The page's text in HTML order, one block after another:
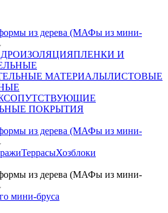
из дерева (МАФы из мини-
ПЛЕНКИ И
МАТЕРИАЛЫЛИСТОВЫЕ
СОПУТСТВУЮЩИЕ
ПОКРЫТИЯ
из дерева (МАФы из мини-
ТеррасыХозблоки
из дерева (МАФы из мини-
мини-бруса